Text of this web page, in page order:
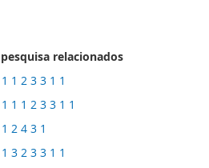
relacionados
1 2 3 3 1 1
1 1 2 3 3 1 1
2 4 3 1
3 2 3 3 1 1